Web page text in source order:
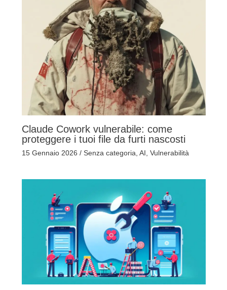
Claude Cowork vulnerabile: come
proteggere i tuoi file da furti nascosti
15 Gennaio 2026 / Senza categoria AI Vulnerabilità